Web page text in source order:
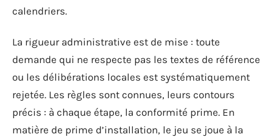
calendriers.
La rigueur administrative est de mise : toute
demande qui ne respecte pas les textes de référence
ou les délibérations locales est systématiquement
rejetée. Les règles sont connues, leurs contours
précis : à chaque étape, la conformité prime. En
matière de prime d’installation, le jeu se joue à la